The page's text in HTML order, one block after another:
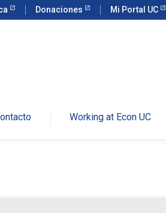
Donaciones Mi Portal UC
Working at Econ UC